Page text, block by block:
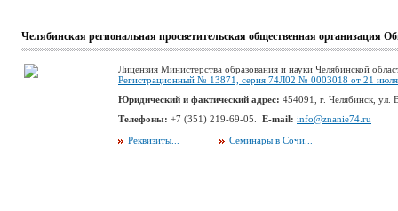
Челябинская региональная просветительская общественная организация
Лицензия Министерства образования и науки Челябинской
Регистрационный № 13871, серия 74Л02 № 0003018 от 21
Юридический и фактический адрес: 454091, г. Челябинск, ул.
Телефоны: +7 (351) 219-69-05. E-mail: info@znanie74.ru
Реквизиты...
Семинары в Сочи...